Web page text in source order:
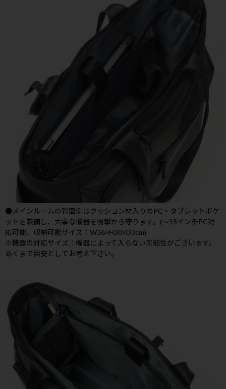
●メインルームの背面側はクッション材入りのPC・タブレットポケ
ットを装備し、大事な機器を衝撃から守ります。(～15インチPC対
応可能、収納可能サイズ：W36×H30×D3cm)
※機器の対応サイズ：機器によって入らない可能性がございます。
あくまで目安としてお考え下さい。